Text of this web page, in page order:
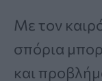
Με τον
σπόρια
και